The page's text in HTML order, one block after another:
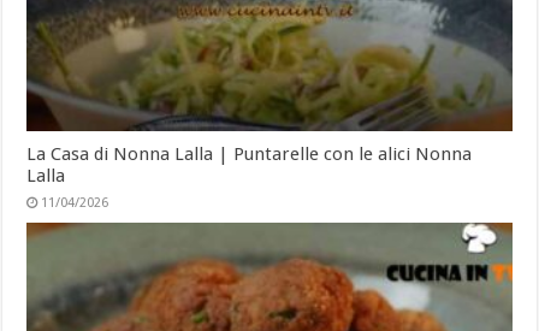
La Casa di Nonna Lalla | Puntarelle con le alici Nonna
Lalla
11/04/2026